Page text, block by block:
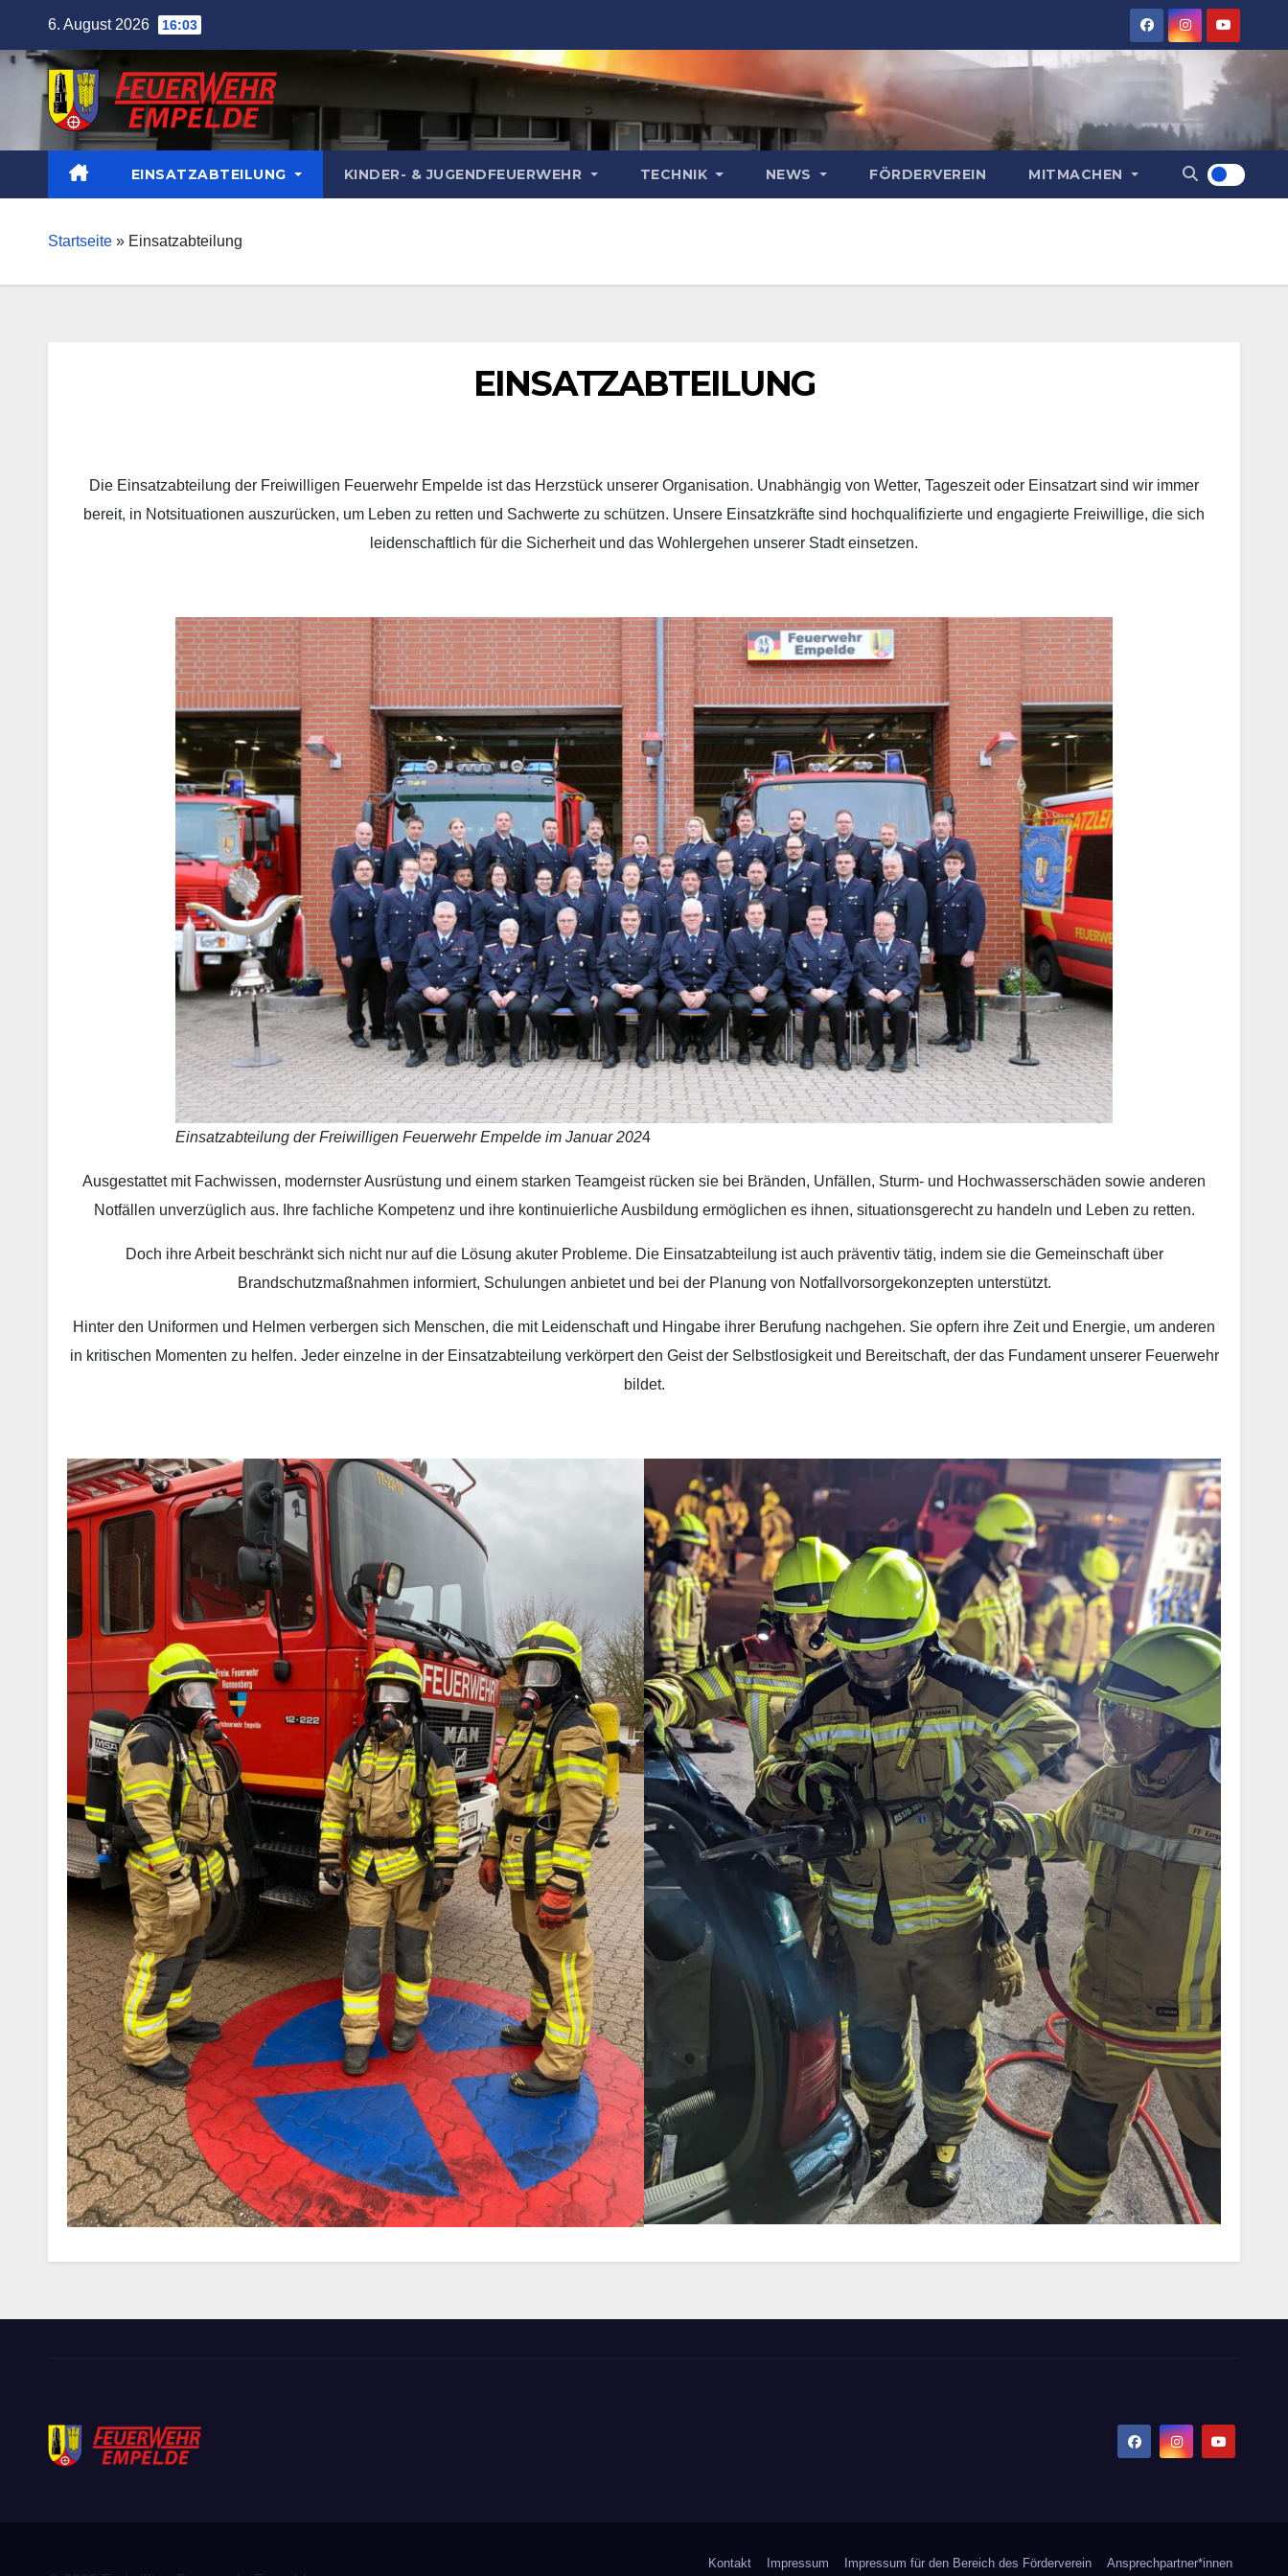
content
6. August 2026 16:03
EINSATZABTEILUNG KINDER- & JUGENDFEUERWEHR TECHNIK NEWS FÖRDERVEREIN MITMACHEN
Startseite » Einsatzabteilung
EINSATZABTEILUNG
Die Einsatzabteilung der Freiwilligen Feuerwehr Empelde ist das Herzstück unserer Organisation. Unabhängig von Wetter, Tageszeit oder Einsatzart sind wir immer
bereit, in Notsituationen auszurücken, um Leben zu retten und Sachwerte zu schützen. Unsere Einsatzkräfte sind hochqualifizierte und engagierte Freiwillige, die sich
leidenschaftlich für die Sicherheit und das Wohlergehen unserer Stadt einsetzen.
Einsatzabteilung der Freiwilligen Feuerwehr Empelde im Januar 2024
Ausgestattet mit Fachwissen, modernster Ausrüstung und einem starken Teamgeist rücken sie bei Bränden, Unfällen, Sturm- und Hochwasserschäden sowie anderen
Notfällen unverzüglich aus. Ihre fachliche Kompetenz und ihre kontinuierliche Ausbildung ermöglichen es ihnen, situationsgerecht zu handeln und Leben zu retten.
Doch ihre Arbeit beschränkt sich nicht nur auf die Lösung akuter Probleme. Die Einsatzabteilung ist auch präventiv tätig, indem sie die Gemeinschaft über
Brandschutzmaßnahmen informiert, Schulungen anbietet und bei der Planung von Notfallvorsorgekonzepten unterstützt.
Hinter den Uniformen und Helmen verbergen sich Menschen, die mit Leidenschaft und Hingabe ihrer Berufung nachgehen. Sie opfern ihre Zeit und Energie, um anderen
in kritischen Momenten zu helfen. Jeder einzelne in der Einsatzabteilung verkörpert den Geist der Selbstlosigkeit und Bereitschaft, der das Fundament unserer Feuerwehr
bildet.
Kontakt Impressum Impressum für den Bereich des Förderverein Ansprechpartner*innen